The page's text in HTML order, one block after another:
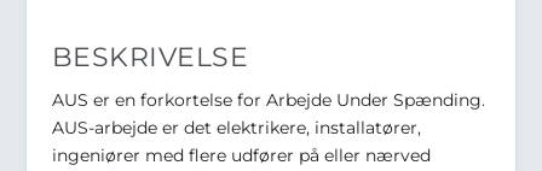
BESKRIVELSE
AUS er en forkortelse for Arbejde Under Spænding.
AUS-arbejde er det elektrikere, installatører,
ingeniører med flere udfører på eller nærved